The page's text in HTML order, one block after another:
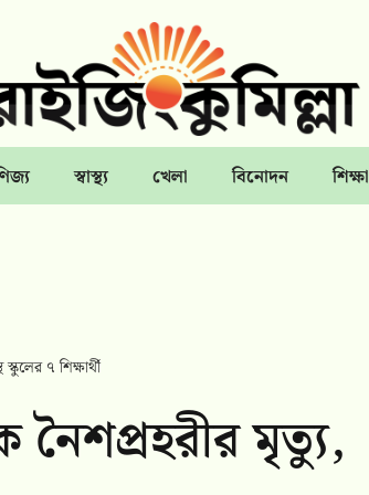
স্বাস্থ্য খেলা বিনোদন শিক্ষা
৭ শিক্ষার্থী
নৈশপ্রহরীর মৃত্যু,